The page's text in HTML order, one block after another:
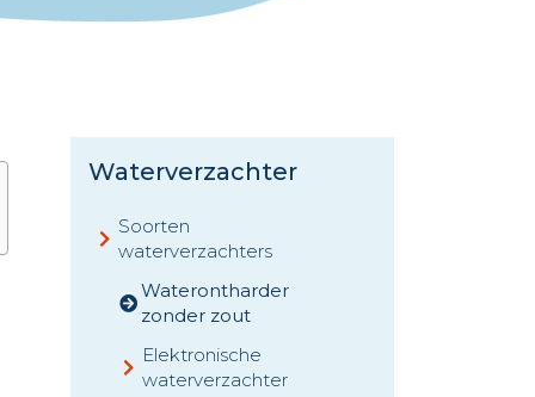
Waterverzachter
Soorten
waterverzachters
Waterontharder
zonder zout
Elektronische
waterverzachter